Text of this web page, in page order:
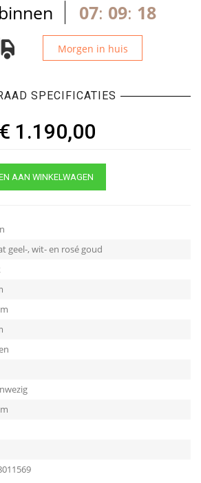
07: 09: 18
Morgen in huis
SPECIFICATIES
€ 1.190,00
AAN WINKELWAGEN
geel-, wit- en rosé goud